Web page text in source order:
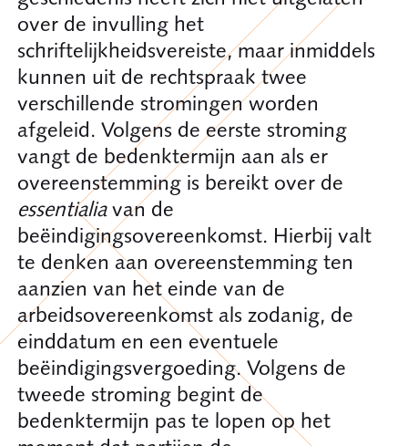
over de invulling het
schriftelijkheidsvereiste, maar inmiddels
kunnen uit de rechtspraak twee
verschillende stromingen worden
afgeleid. Volgens de eerste stroming
vangt de bedenktermijn aan als er
overeenstemming is bereikt over de
essentialiavan de
beëindigingsovereenkomst. Hierbij valt
te denken aan overeenstemming ten
aanzien van het einde van de
arbeidsovereenkomst als zodanig, de
einddatum en een eventuele
beëindigingsvergoeding. Volgens de
tweede stroming begint de
bedenktermijn pas te lopen op het